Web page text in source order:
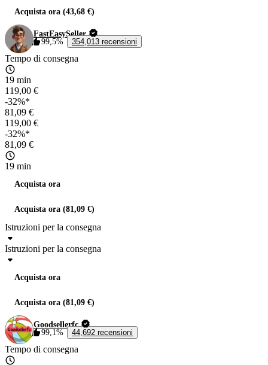
Acquista ora (43,68 €)
FastEasySeller
99,5%
354,013 recensioni
Tempo di consegna
19 min
119,00 €
-32%*
81,09 €
119,00 €
-32%*
81,09 €
19 min
Acquista ora
Acquista ora (81,09 €)
Istruzioni per la consegna
Istruzioni per la consegna
Acquista ora
Acquista ora (81,09 €)
Goodsellerfc
99,1%
44,692 recensioni
Tempo di consegna